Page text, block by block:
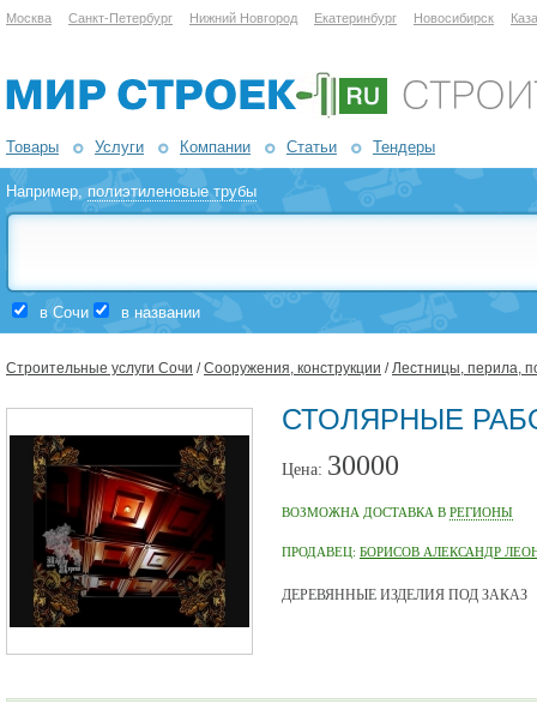
Москва Санкт-Петербург Нижний Новгород Екатеринбург Новосибирск
Товары Услуги Компании Статьи Тендеры
Например,полиэтиленовые трубы
в Сочи в названии
Строительные услуги Сочи /Сооружения, конструкции /Лестницы, перила,
СТОЛЯРНЫЕ
Цена: 30000
ВОЗМОЖНА ДОСТАВКА В РЕГИОНЫ
ПРОДАВЕЦ: БОРИСОВ АЛЕКСАНДР
ДЕРЕВЯННЫЕ ИЗДЕЛИЯ ПОД ЗАКАЗ